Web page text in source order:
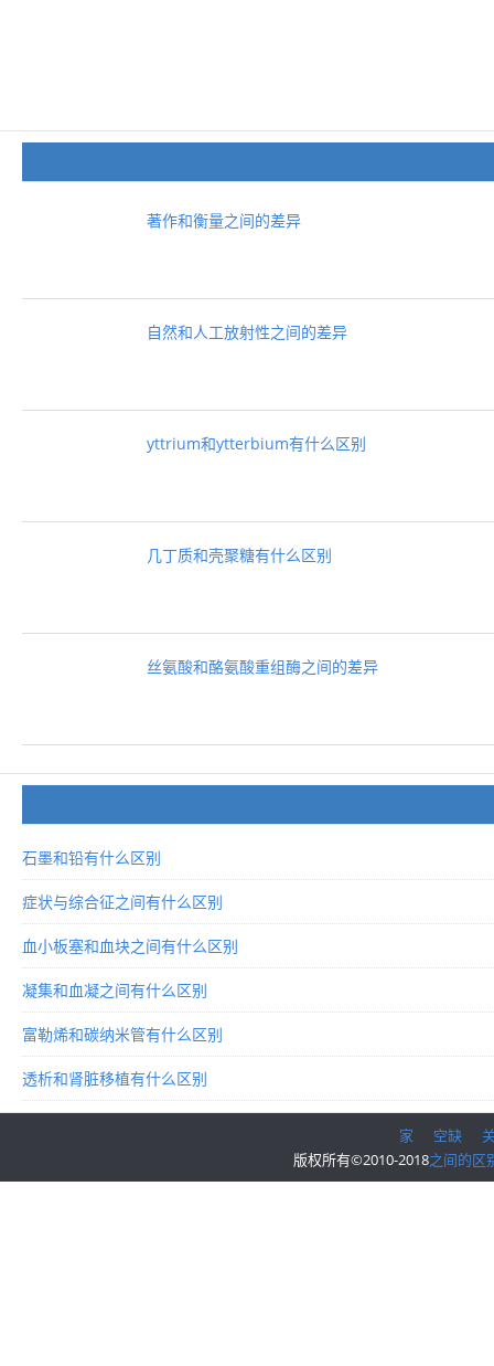
著作和衡量之间的差异
自然和人工放射性之间的差异
yttrium和ytterbium有什么区别
几丁质和壳聚糖有什么区别
丝氨酸和酪氨酸重组酶之间的差异
石墨和铅有什么区别
症状与综合征之间有什么区别
血小板塞和血块之间有什么区别
凝集和血凝之间有什么区别
富勒烯和碳纳米管有什么区别
透析和肾脏移植有什么区别
家 空缺
版权所有©2010-2018之间的区